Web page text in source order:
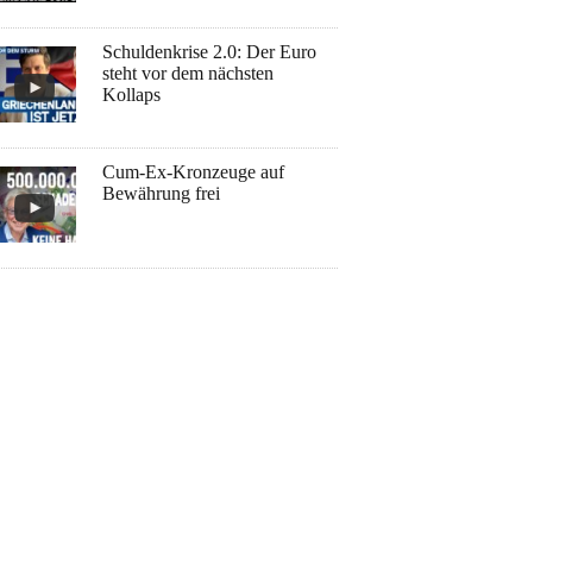
Schuldenkrise 2.0: Der Euro
steht vor dem nächsten
Kollaps
Cum-Ex-Kronzeuge auf
Bewährung frei